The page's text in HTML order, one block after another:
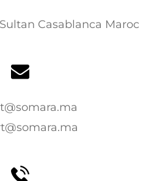
Casablanca Maroc